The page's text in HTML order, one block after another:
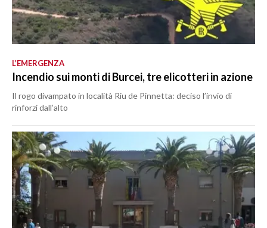
L’EMERGENZA
Incendio sui monti di Burcei, tre elicotteri in azione
Il rogo divampato in località Riu de Pinnetta: deciso l’invio di
rinforzi dall’alto